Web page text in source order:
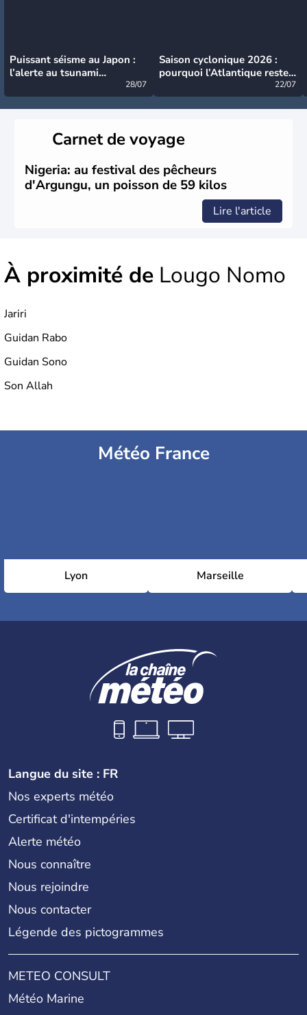
Puissant séisme au Japon :
l’alerte au tsunami
28/07
Saison cyclonique 2026 :
pourquoi l’Atlantique reste
22/07
Carnet de voyage
Nigeria: au festival des pêcheurs
d'Argungu, un poisson de 59 kilos
Lire l'article
À proximité de Lougo Nomo
Jariri
Guidan Rabo
Guidan Sono
Son Allah
Météo France
Lyon Marseille
Langue du site : FR
Nos experts météo
Certificat d'intempéries
Alerte météo
Nous connaître
Nous rejoindre
Nous contacter
Légende des pictogrammes
METEO CONSULT
Météo Marine